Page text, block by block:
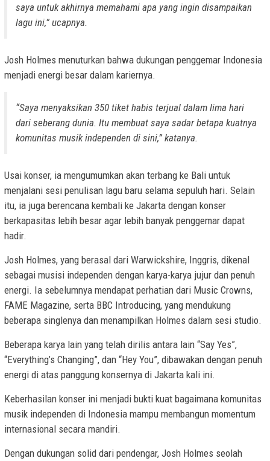
saya untuk akhirnya memahami apa yang ingin disampaikan
lagu ini,” ucapnya.
Josh Holmes menuturkan bahwa dukungan penggemar Indonesia
menjadi energi besar dalam kariernya.
“Saya menyaksikan 350 tiket habis terjual dalam lima hari
dari seberang dunia. Itu membuat saya sadar betapa kuatnya
komunitas musik independen di sini,” katanya.
Usai konser, ia mengumumkan akan terbang ke Bali untuk
menjalani sesi penulisan lagu baru selama sepuluh hari. Selain
itu, ia juga berencana kembali ke Jakarta dengan konser
berkapasitas lebih besar agar lebih banyak penggemar dapat
hadir.
Josh Holmes, yang berasal dari Warwickshire, Inggris, dikenal
sebagai musisi independen dengan karya-karya jujur dan penuh
energi. Ia sebelumnya mendapat perhatian dari Music Crowns,
FAME Magazine, serta BBC Introducing, yang mendukung
beberapa singlenya dan menampilkan Holmes dalam sesi studio.
Beberapa karya lain yang telah dirilis antara lain “Say Yes”,
“Everything’s Changing”, dan “Hey You”, dibawakan dengan penuh
energi di atas panggung konsernya di Jakarta kali ini.
Keberhasilan konser ini menjadi bukti kuat bagaimana komunitas
musik independen di Indonesia mampu membangun momentum
internasional secara mandiri.
Dengan dukungan solid dari pendengar, Josh Holmes seolah